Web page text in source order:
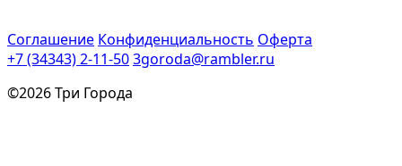
Соглашение Конфиденциальность Оферта
+7 (34343) 2-11-503goroda@rambler.ru
©2026 Три Города